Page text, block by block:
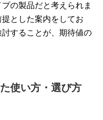
の製品だと考えられま
とした案内をしてお
することが、期待値の
使い方・選び方